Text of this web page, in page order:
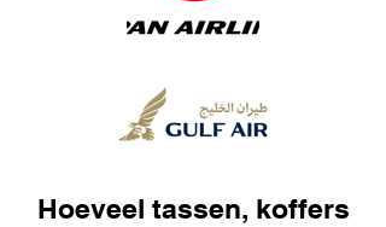
Hoeveel tassen, koffers